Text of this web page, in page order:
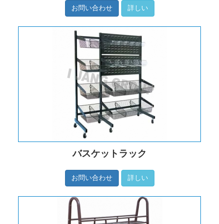
お問い合わせ 詳しい
バスケットラック
お問い合わせ 詳しい